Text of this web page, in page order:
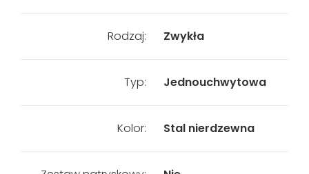
Rodzaj: Zwykła
Typ: Jednouchwytowa
Kolor: Stal nierdzewna